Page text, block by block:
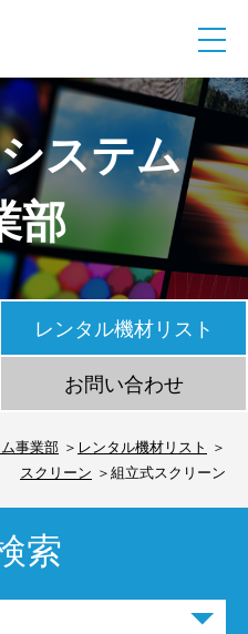
ステム
部
レンタル機材リスト
お問い合わせ
事業部
レンタル機材リスト
スクリーン
組立式スクリーン
索